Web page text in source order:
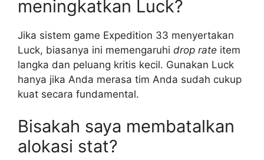
meningkatkan Luck?
Jika sistem game Expedition 33 menyertakan
Luck, biasanya ini memengaruhi drop rate item
langka dan peluang kritis kecil. Gunakan Luck
hanya jika Anda merasa tim Anda sudah cukup
kuat secara fundamental.
Bisakah saya membatalkan
alokasi stat?